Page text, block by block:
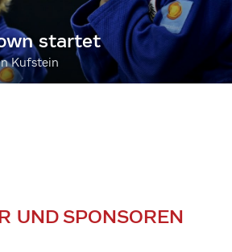
startet
Kufstein
UND SPONSOREN